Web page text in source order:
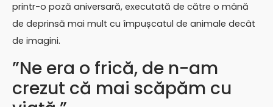
printr-o poză aniversară, executată de către o mână
de deprinsă mai mult cu împușcatul de animale decât
de imagini.
”Ne era o frică, de n-am
crezut că mai scăpăm cu